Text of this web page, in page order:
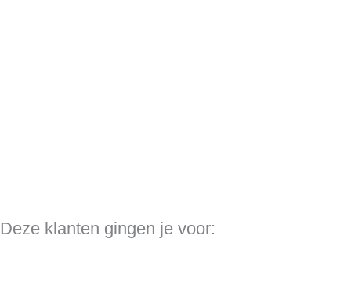
Deze klanten gingen je voor: